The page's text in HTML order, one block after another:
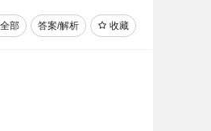
收藏
答案/解析
部